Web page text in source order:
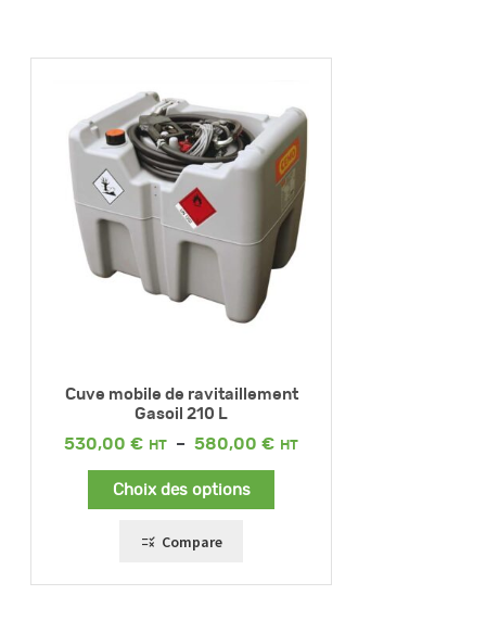
Cuve mobile de ravitaillement
Gasoil 210 L
530,00 € – 580,00 €
Plage
Choix des options
Compare